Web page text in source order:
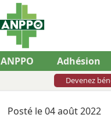
ANPPO Adhésion
Devenez
Posté le 04 août 2022